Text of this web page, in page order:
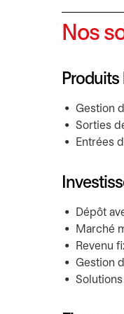
Nos
Gestion
Sorties
Entrées
Dépôt
Marché
Revenu
Gestion